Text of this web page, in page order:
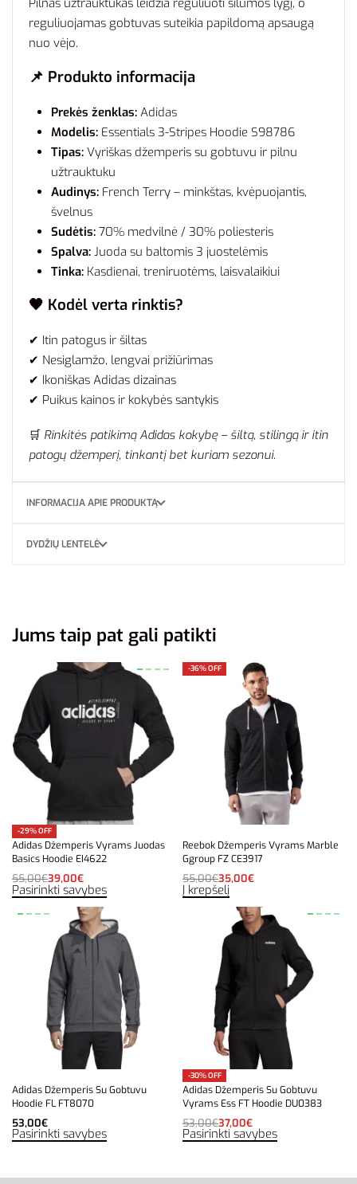
Pilnas užtrauktukas leidžia reguliuoti šilumos lygį, o
reguliuojamas gobtuvas suteikia papildomą apsaugą
nuo vėjo.
📌 Produkto informacija
Prekės ženklas: Adidas
Modelis: Essentials 3-Stripes Hoodie S98786
Tipas: Vyriškas džemperis su gobtuvu ir pilnu
užtrauktuku
Audinys: French Terry – minkštas, kvėpuojantis,
švelnus
Sudėtis: 70% medvilnė / 30% poliesteris
Spalva: Juoda su baltomis 3 juostelėmis
Tinka: Kasdienai, treniruotėms, laisvalaikiui
🖤 Kodėl verta rinktis?
✔ Itin patogus ir šiltas
✔ Nesiglamžo, lengvai prižiūrimas
✔ Ikoniškas Adidas dizainas
✔ Puikus kainos ir kokybės santykis
🛒 Rinkitės patikimą Adidas kokybę – šiltą, stilingą ir itin
patogų džemperį, tinkantį bet kuriam sezonui.
INFORMACIJA APIE PRODUKTĄ
DYDŽIŲ LENTELĖ
Jums taip pat gali patikti
-29% OFF
Adidas Džemperis Vyrams Juodas
Basics Hoodie EI4622
55,00€39,00€
Pasirinkti savybes
-36% OFF
Reebok Džemperis Vyrams Marble
Ggroup FZ CE3917
55,00€35,00€
Į krepšelį
Adidas Džemperis Su Gobtuvu
Hoodie FL FT8070
53,00€
Pasirinkti savybes
-30% OFF
Adidas Džemperis Su Gobtuvu
Vyrams Ess FT Hoodie DU0383
53,00€37,00€
Pasirinkti savybes